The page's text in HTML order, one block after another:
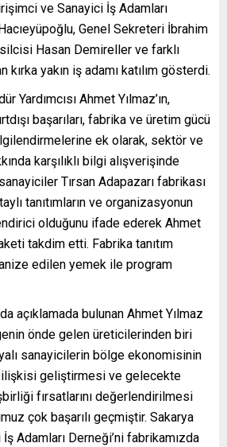
ve Sanayici İş Adamları
Genel Sekreteri İbrahim
Hasan Demireller ve farklı
kırka yakın iş adamı katılım gösterdi.
Yardımcısı Ahmet Yılmaz’ın,
başarıları, fabrika ve üretim gücü
ek olarak, sektör ve
karşılıklı bilgi alışverişinde
Tırsan Adapazarı fabrikası
tanıtımların ve organizasyonun
olduğunu ifade ederek Ahmet
takdim etti. Fabrika tanıtım
edilen yemek ile program
açıklamada bulunan Ahmet Yılmaz
önde gelen üreticilerinden biri
sanayicilerin bölge ekonomisinin
ilişkisi geliştirmesi ve gelecekte
fırsatlarını değerlendirilmesi
çok başarılı geçmiştir. Sakarya
Adamları Derneği’ni fabrikamızda